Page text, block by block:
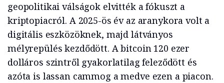
geopolitikai válságok elvitték a fókuszt a
kriptopiacról. A 2025-ös év az aranykora volt a
digitális eszközöknek, majd látványos
mélyrepülés kezdődött. A bitcoin 120 ezer
dolláros szintről gyakorlatilag feleződött és
azóta is lassan cammog a medve ezen a piacon.